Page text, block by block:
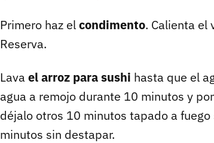
Primero haz elcondimento. Calienta el
Reserva.
Lava el arroz para sushi hasta que el
agua a remojo durante 10 minutos y
déjalo otros 10 minutos tapado a
minutos sin destapar.